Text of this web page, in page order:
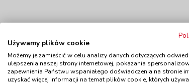
Polecamy
Używamy plików cookie
Możemy je zamieścić w celu analizy danych dotyczących
ulepszenia naszej strony internetowej, pokazania
zapewnienia Państwu wspaniałego doświadczenia na stronie
uzyskać więcej informacji na temat plików cookie, których